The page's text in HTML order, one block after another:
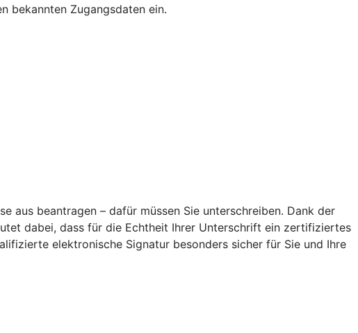
bekannten Zugangsdaten ein.
aus beantragen – dafür müssen Sie unterschreiben. Dank der
dabei, dass für die Echtheit Ihrer Unterschrift ein zertifiziertes
elektronische Signatur besonders sicher für Sie und Ihre